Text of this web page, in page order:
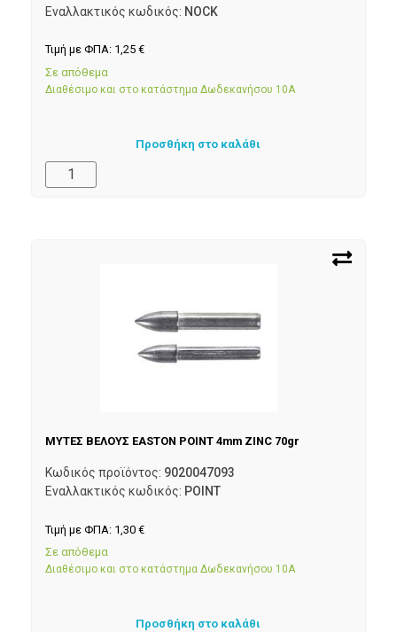
Εναλλακτικός κωδικός: NOCK
Τιμή με ΦΠΑ: 1,25 €
Σε απόθεμα
Διαθέσιμο και στο κατάστημα Δωδεκανήσου 10Α
Προσθήκη στο καλάθι
ΜΥΤΕΣ ΒΕΛΟΥΣ EASTON POINT 4mm ZINC 70gr
Κωδικός προϊόντος: 9020047093
Εναλλακτικός κωδικός: POINT
Τιμή με ΦΠΑ: 1,30 €
Σε απόθεμα
Διαθέσιμο και στο κατάστημα Δωδεκανήσου 10Α
Προσθήκη στο καλάθι